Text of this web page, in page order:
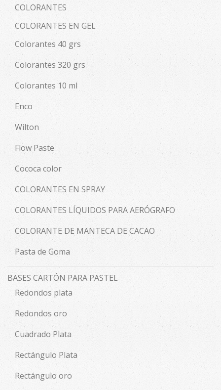
COLORANTES
COLORANTES EN GEL
Colorantes 40 grs
Colorantes 320 grs
Colorantes 10 ml
Enco
Wilton
Flow Paste
Cococa color
COLORANTES EN SPRAY
COLORANTES LÍQUIDOS PARA AERÓGRAFO
COLORANTE DE MANTECA DE CACAO
Pasta de Goma
BASES CARTÓN PARA PASTEL
Redondos plata
Redondos oro
Cuadrado Plata
Rectángulo Plata
Rectángulo oro